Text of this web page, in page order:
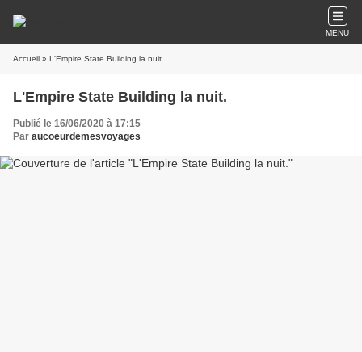
MENU
Accueil » L'Empire State Building la nuit.
L'Empire State Building la nuit.
Publié le 16/06/2020 à 17:15
Par aucoeurdemesvoyages